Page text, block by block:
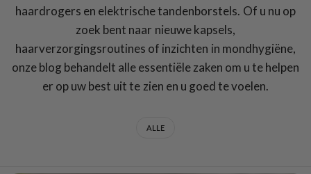
haardrogers en elektrische tandenborstels. Of u nu op
zoek bent naar nieuwe kapsels,
haarverzorgingsroutines of inzichten in mondhygiëne,
onze blog behandelt alle essentiële zaken om u te helpen
er op uw best uit te zien en u goed te voelen.
ALLE